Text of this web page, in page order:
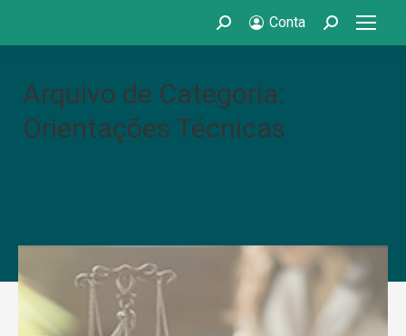
Search: Conta Search:
Arquivo de Categoria:
Orientações Técnicas